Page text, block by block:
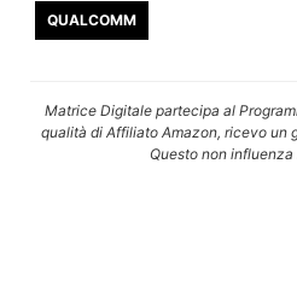
QUALCOMM
Matrice Digitale partecipa al
qualità di Affiliato Amazon, ricevo un
Questo non